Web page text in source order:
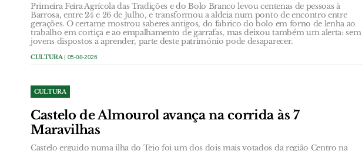
Primeira Feira Agrícola das Tradições e do Bolo Branco levou centenas de pessoas à
Barrosa, entre 24 e 26 de Julho, e transformou a aldeia num ponto de encontro entre
gerações. O certame mostrou saberes antigos, do fabrico do bolo em forno de lenha ao
trabalho em cortiça e ao empalhamento de garrafas, mas deixou também um alerta: sem
jovens dispostos a aprender, parte deste património pode desaparecer.
CULTURA | 05-08-2026
CULTURA
Castelo de Almourol avança na corrida às 7
Maravilhas
Castelo erguido numa ilha do Tejo foi um dos dois mais votados da região Centro na